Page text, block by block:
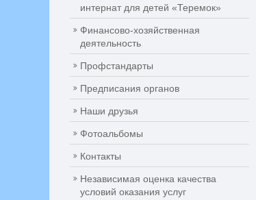
интернат для детей «Теремок»
Финансово-хозяйственная
деятельность
Профстандарты
Предписания органов
Наши друзья
Фотоальбомы
Контакты
Независимая оценка качества
условий оказания услуг